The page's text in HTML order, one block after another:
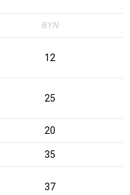
BYN
12
25
20
35
37